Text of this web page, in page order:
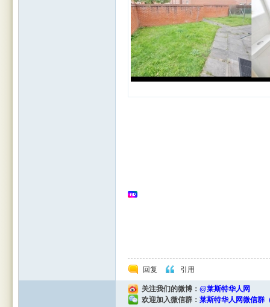
回复 引用
关注我们的微博：@莱斯特华人网
欢迎加入微信群：莱斯特华人网微信群